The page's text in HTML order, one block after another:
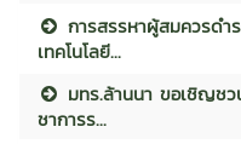
การสรรหาผู้สมควรดำ
เทคโนโลยี...
มทร.ล้านนา ขอเชิญช
ชาการร...